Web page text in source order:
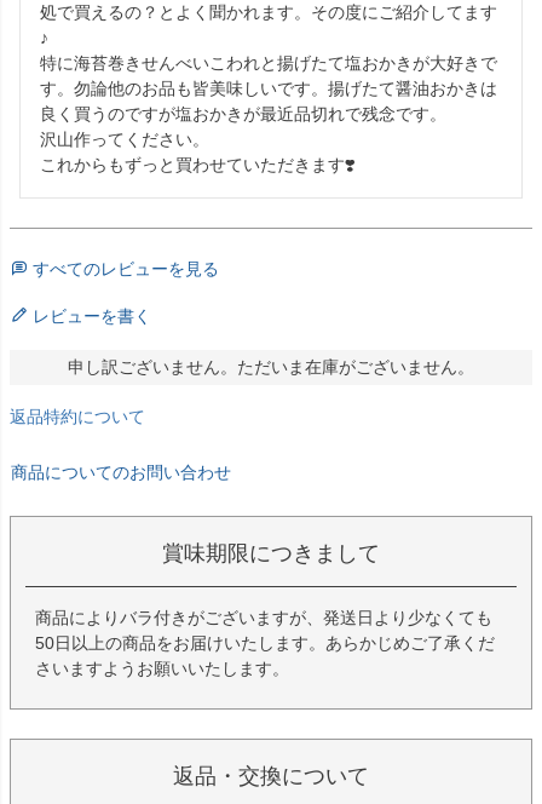
処で買えるの？とよく聞かれます。その度にご紹介してます
♪
特に海苔巻きせんべいこわれと揚げたて塩おかきが大好きで
す。勿論他のお品も皆美味しいです。揚げたて醤油おかきは
良く買うのですが塩おかきが最近品切れで残念です。
沢山作ってください。
これからもずっと買わせていただきます❣️
すべてのレビューを見る
レビューを書く
申し訳ございません。ただいま在庫がございません。
返品特約について
商品についてのお問い合わせ
賞味期限につきまして
商品によりバラ付きがございますが、発送日より少なくても
50日以上の商品をお届けいたします。あらかじめご了承くだ
さいますようお願いいたします。
返品・交換について